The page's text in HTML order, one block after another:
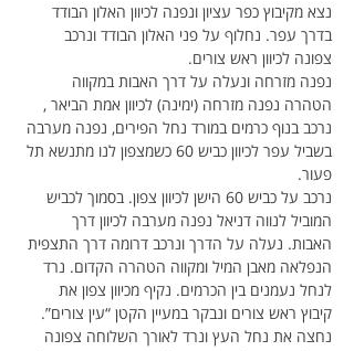
נצא מקיבוץ כפר עציון ונפנה לכיוון האלון הבודד
בדרך עפר. נחלוף על פני האלון הבודד ונרכב
צפונה לכיוון ראש צורים.
נפנה מזרחה ונעלה על דרך האבות במקווה
הטהרה נפנה מזרחה (ימינה) לכיוון אמת הביאר ,
נרכב בנוף כרמים במורד נחל הפירים, נפנה מערבה
בשביל עפר לכיוון כביש 60 כשמצפון לנו מתנשא תל
פעור.
נרכב על כביש 60 הישן לכיוון צפון. בסמוך לכביש
המוביל לנווה דניאל נפנה מערבה לכיוון דרך
האבות. נעלה על הדרך ונרכב דרומה דרך התצפית
הנפלאה מאבן המיל ומקווה הטהרה הקדום. נרד
לנחל נעמנים בין הכרמים. נקיף מכיוון צפון את
קיבוץ ראש צורים ונבקר במעיין הקטן “עין צורים”.
נחצה את נחל העץ ונרד לאורך השלוחה צפונה